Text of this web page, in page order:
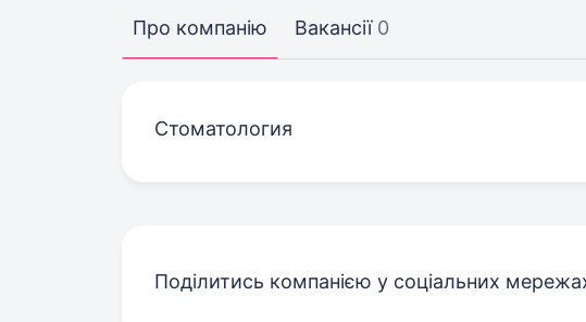
Про компанію Вакансії 0
Стоматология
Поділитись компанією у соціальних